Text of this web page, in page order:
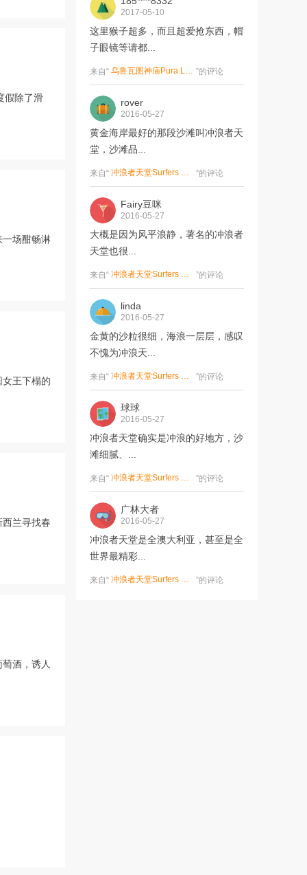
假除了滑
一场酣畅淋
王下榻的
兰寻找春
酒，诱人
2017-05-10
这里猴子超多，而且超爱抢东西，帽
子眼镜等请都...
来自“ 乌鲁瓦图神庙Pura Luhur Uluwatu ”的评论
rover
2016-05-27
黄金海岸最好的那段沙滩叫冲浪者天
堂，沙滩品...
来自“ 冲浪者天堂Surfers Paradise ”的评论
Fairy豆咪
2016-05-27
大概是因为风平浪静，著名的冲浪者
天堂也很...
来自“ 冲浪者天堂Surfers Paradise ”的评论
linda
2016-05-27
金黄的沙粒很细，海浪一层层，感叹
不愧为冲浪天...
来自“ 冲浪者天堂Surfers Paradise ”的评论
球球
2016-05-27
冲浪者天堂确实是冲浪的好地方，沙
滩细腻、...
来自“ 冲浪者天堂Surfers Paradise ”的评论
广林大者
2016-05-27
冲浪者天堂是全澳大利亚，甚至是全
世界最精彩...
来自“ 冲浪者天堂Surfers Paradise ”的评论